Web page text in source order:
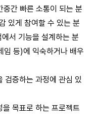
간 빠른 소통이 되는 분
있게 참여할 수 있는 분
서 기능을 설계하는 분
임 등)에 익숙하거나 배우
검증하는 과정에 관심 있
목표로 하는 프로젝트